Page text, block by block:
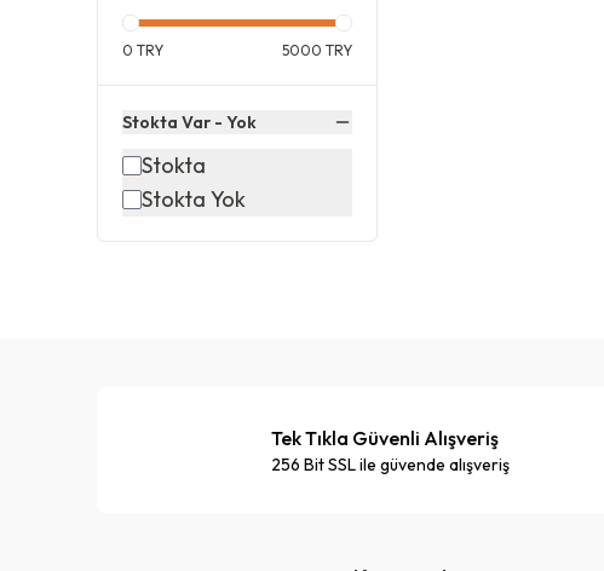
0 TRY 5000 TRY
Stokta Var - Yok
Stokta
Stokta Yok
Tek Tıkla Güvenli Alışveriş
256 Bit SSL ile güvende alışveriş